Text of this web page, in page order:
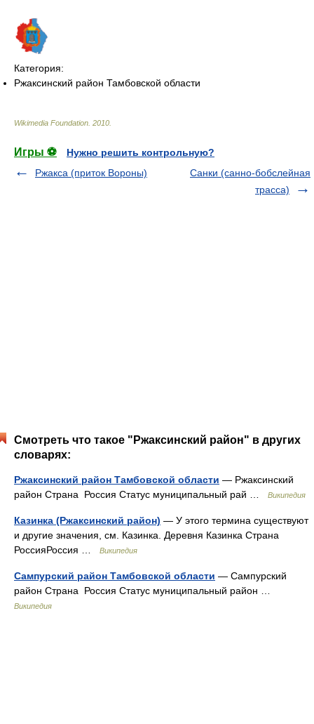
Категория:
Ржаксинский район Тамбовской области
Wikimedia Foundation 2010
Игры ⚽
Нужно решить контрольную?
Ржакса (приток Вороны)
Санки (санно-бобслейная
трасса)
Смотреть что такое "Ржаксинский район" в других
словарях:
Ржаксинский район Тамбовской области — Ржаксинский
район Страна Россия Статус муниципальный рай …
Википедия
Казинка (Ржаксинский район) — У этого термина существуют
и другие значения, см. Казинка. Деревня Казинка Страна
РоссияРоссия …
Википедия
Сампурский район Тамбовской области — Сампурский
район Страна Россия Статус муниципальный район …
Википедия